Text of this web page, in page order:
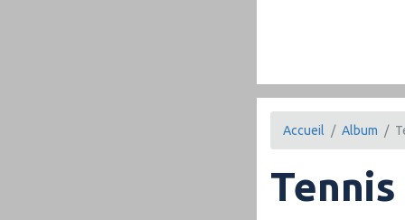
Accueil Album
Tennis